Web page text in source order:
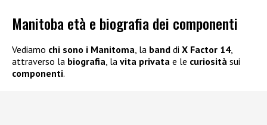
Manitoba età e biografia dei componenti
Vediamo chi sono i Manitoma, la band di X Factor 14,
attraverso la biografia, la vita privata e le curiosità sui
componenti.